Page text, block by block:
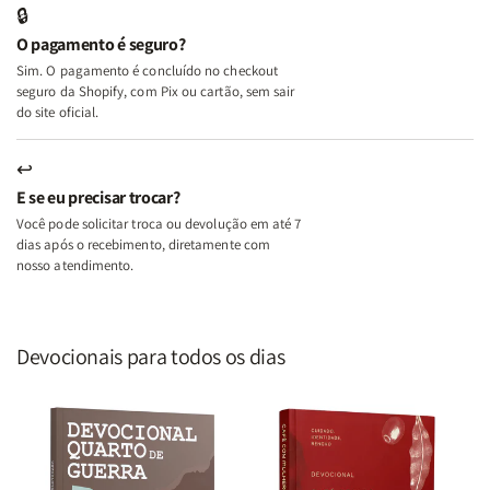
Lar
Lar
🔒
O pagamento é seguro?
Sim. O pagamento é concluído no checkout
seguro da Shopify, com Pix ou cartão, sem sair
do site oficial.
↩
E se eu precisar trocar?
Você pode solicitar troca ou devolução em até 7
dias após o recebimento, diretamente com
nosso atendimento.
Devocionais para todos os dias